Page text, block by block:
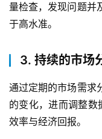
量检查，发现问题并
于高水准。
3. 持续的市场
通过定期的市场需求
的变化，进而调整
效率与经济回报。